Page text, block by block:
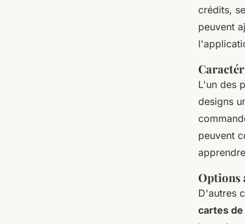
crédits,
peuvent
L'un des
designs
peuvent
Options
D'autres
cartes